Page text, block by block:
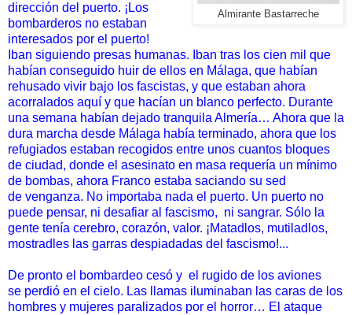
Almirante Bastarreche
dirección del puerto. ¡Los
bombarderos no estaban
interesados por el puerto!
Iban siguiendo presas humanas. Iban tras los cien mil que
habían conseguido huir de ellos en Málaga, que habían
rehusado vivir bajo los fascistas, y que estaban ahora
acorralados aquí y que hacían un blanco perfecto. Durante
una semana habían dejado tranquila Almería… Ahora que la
dura marcha desde Málaga había terminado, ahora que los
refugiados estaban recogidos entre unos cuantos bloques
de ciudad, donde el asesinato en masa requería un mínimo
de bombas, ahora Franco estaba saciando su sed
de venganza. No importaba nada el puerto. Un puerto no
puede pensar, ni desafiar al fascismo, ni sangrar. Sólo la
gente tenía cerebro, corazón, valor. ¡Matadlos, mutiladlos,
mostradles las garras despiadadas del fascismo!...
De pronto el bombardeo cesó y el rugido de los aviones
se perdió en el cielo. Las llamas iluminaban las caras de los
hombres y mujeres paralizados por el horror… El ataque